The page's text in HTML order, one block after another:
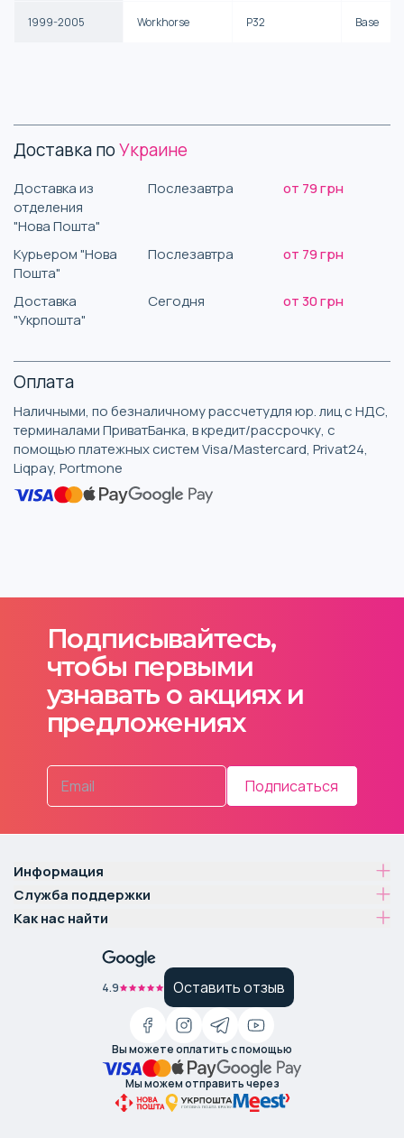
1999-2005 Workhorse P32 Base
Доставка поУкраине
Доставка из
отделения
"Нова Пошта"
Послезавтра от 79 грн
Курьером "Нова
Пошта"
Послезавтра от 79 грн
Доставка
"Укрпошта"
Сегодня от 30 грн
Оплата
Наличными, по безналичному рассчетудля юр. лиц с НДС,
терминалами ПриватБанка, в кредит/рассрочку, с
помощью платежных систем Visa/Mastercard, Privat24,
Liqpay, Portmone
Подписывайтесь,
чтобы первыми
узнавать о акциях и
предложениях
Подписаться
Информация
Служба поддержки
Как нас найти
4.9 Оставить отзыв
Вы можете оплатить с помощью
Мы можем отправить через